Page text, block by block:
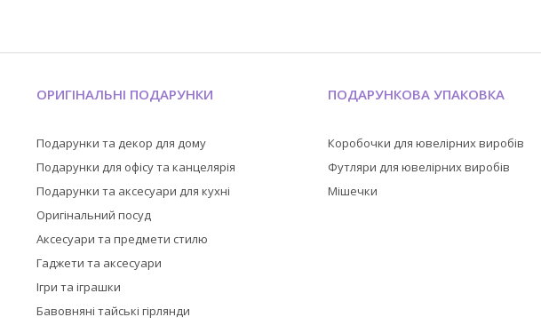
ОРИГІНАЛЬНІ ПОДАРУНКИ
Подарунки та декор для дому
Подарунки для офісу та канцелярія
Подарунки та аксесуари для кухні
Оригінальний посуд
Аксесуари та предмети стилю
Гаджети та аксесуари
Ігри та іграшки
Бавовняні тайські гірлянди
ПОДАРУНКОВА УПАКОВКА
Коробочки для ювелірних виробів
Футляри для ювелірних виробів
Мішечки